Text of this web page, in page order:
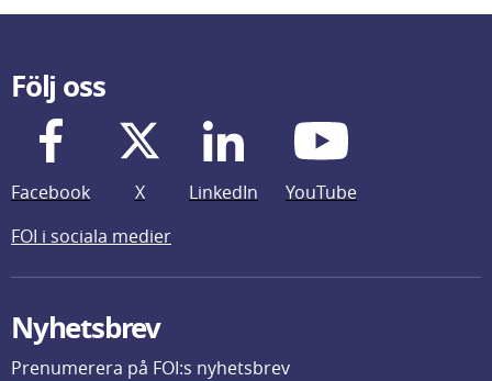
Följ oss
Facebook X LinkedIn
YouTube
FOI i sociala medier
Nyhetsbrev
Prenumerera på FOI:s nyhetsbrev